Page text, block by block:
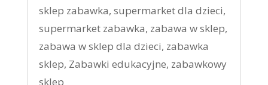
sklep zabawka, supermarket dla dzieci,
supermarket zabawka, zabawa w sklep,
zabawa w sklep dla dzieci, zabawka
sklep, Zabawki edukacyjne, zabawkowy
sklep